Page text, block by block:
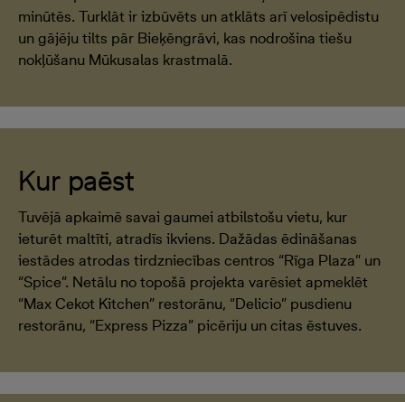
minūtēs. Turklāt ir izbūvēts un atklāts arī velosipēdistu
un gājēju tilts pār Bieķēngrāvi, kas nodrošina tiešu
nokļūšanu Mūkusalas krastmalā.
Kur paēst
Tuvējā apkaimē savai gaumei atbilstošu vietu, kur
ieturēt maltīti, atradīs ikviens. Dažādas ēdināšanas
iestādes atrodas tirdzniecības centros “Rīga Plaza” un
“Spice”. Netālu no topošā projekta varēsiet apmeklēt
“Max Cekot Kitchen” restorānu, “Delicio” pusdienu
restorānu, “Express Pizza” picēriju un citas ēstuves.